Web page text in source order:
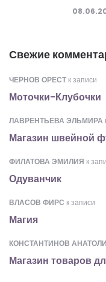
Свежие
ЧЕРНОВ ОРЕСТ к записи
Моточки-Клубочки
ЛАВРЕНТЬЕВА ЭЛЬМИРА
Магазин швейной
ФИЛАТОВА ЭМИЛИЯ к
Одуванчик
ВЛАСОВ ФИРС к записи
Магия
КОНСТАНТИНОВ
Магазин товаров